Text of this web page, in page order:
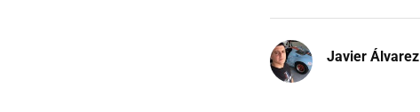
Javier Álvarez